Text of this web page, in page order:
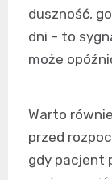
duszność,
dni – to
może
Warto
przed
gdy pacjent